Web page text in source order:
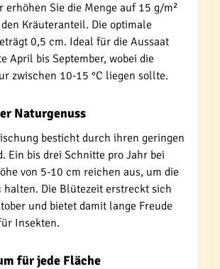
erhöhen Sie die Menge auf 15 g/m²
Kräuteranteil. Die optimale
0,5 cm. Ideal für die Aussaat
April bis September, wobei die
zwischen 10-15 °C liegen sollte.
Naturgenuss
besticht durch ihren geringen
Ein bis drei Schnitte pro Jahr bei
von 5-10 cm reichen aus, um die
halten. Die Blütezeit erstreckt sich
und bietet damit lange Freude
Insekten.
für jede Fläche